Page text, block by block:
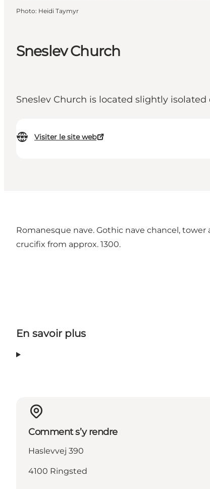
Sneslev Church
Sneslev Church is located slightly
Visiter le site web
Photo: Heidi Taymyr
Romanesque nave. Gothic nave chancel,
crucifix from approx. 1300.
En savoir plus
Comment s’y rendre
Haslevvej 390
4100 Ringsted